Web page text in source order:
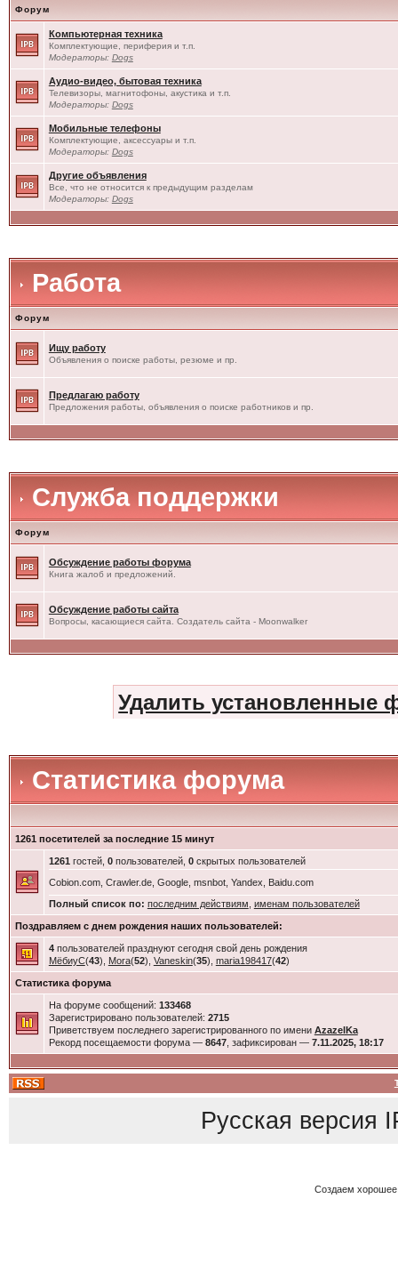
Форум
Компьютерная техника
Комплектующие, периферия и т.п.
Модераторы: Dogs
Аудио-видео, бытовая техника
Телевизоры, магнитофоны, акустика и т.п.
Модераторы: Dogs
Мобильные телефоны
Комплектующие, аксессуары и т.п.
Модераторы: Dogs
Другие объявления
Все, что не относится к предыдущим разделам
Модераторы: Dogs
Работа
Форум
Ищу работу
Объявления о поиске работы, резюме и пр.
Предлагаю работу
Предложения работы, объявления о поиске работников и пр.
Служба поддержки
Форум
Обсуждение работы форума
Книга жалоб и предложений.
Обсуждение работы сайта
Вопросы, касающиеся сайта. Создатель сайта - Moonwalker
Удалить установленные
Статистика форума
1261 посетителей за последние 15 минут
1261 гостей, 0пользователей, 0скрытых пользователей
Cobion.com, Crawler.de, Google, msnbot, Yandex, Baidu.com
Полный список по: последним действиям именам пользователей
Поздравляем с днем рождения наших пользователей:
4пользователей празднуют сегодня свой день рождения
МёбиуС(43), Mora(52), Vaneskin(35), maria198417(42)
Статистика форума
На форуме сообщений: 133468
Зарегистрировано пользователей: 2715
Приветствуем последнего зарегистрированного по имени AzazelKa
Рекорд посещаемости форума — 8647, зафиксирован — 7.11.2025, 18:17
Русская версия
Создаем